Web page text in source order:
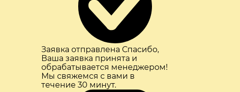
Заявка отправлена Спасибо,
Ваша заявка принята и
обрабатывается менеджером!
Мы свяжемся с вами в
течение 30 минут.